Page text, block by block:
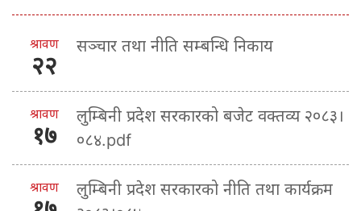
श्रावण
२२
सञ्चार तथा नीति सम्बन्धि निकाय
श्रावण
१७
लुम्बिनी प्रदेश सरकारको बजेट वक्तव्य २०८३।
०८४.pdf
श्रावण
लुम्बिनी प्रदेश सरकारको नीति तथा कार्यक्रम